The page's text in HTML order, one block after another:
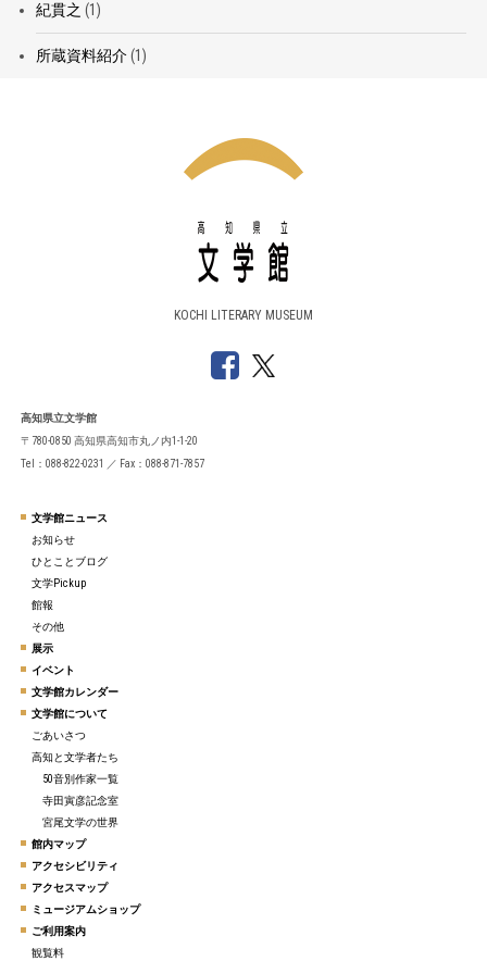
紀貫之 (1)
所蔵資料紹介(1)
KOCHI LITERARY MUSEUM
高知県立文学館
〒780-0850 高知県高知市丸ノ内1-1-20
Tel：088-822-0231 ／ Fax：088-871-7857
文学館ニュース
お知らせ
ひとことブログ
文学Pickup
館報
その他
展示
イベント
文学館カレンダー
文学館について
ごあいさつ
高知と文学者たち
50音別作家一覧
寺田寅彦記念室
宮尾文学の世界
館内マップ
アクセシビリティ
アクセスマップ
ミュージアムショップ
ご利用案内
観覧料